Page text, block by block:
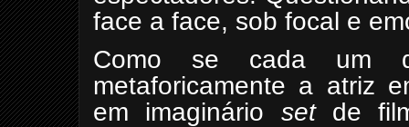
face a face, sob focal e
Como se cada um
metaforicamente a atriz
em imaginário setde